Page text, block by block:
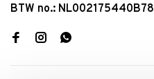
BTW no.: NL002175440B78